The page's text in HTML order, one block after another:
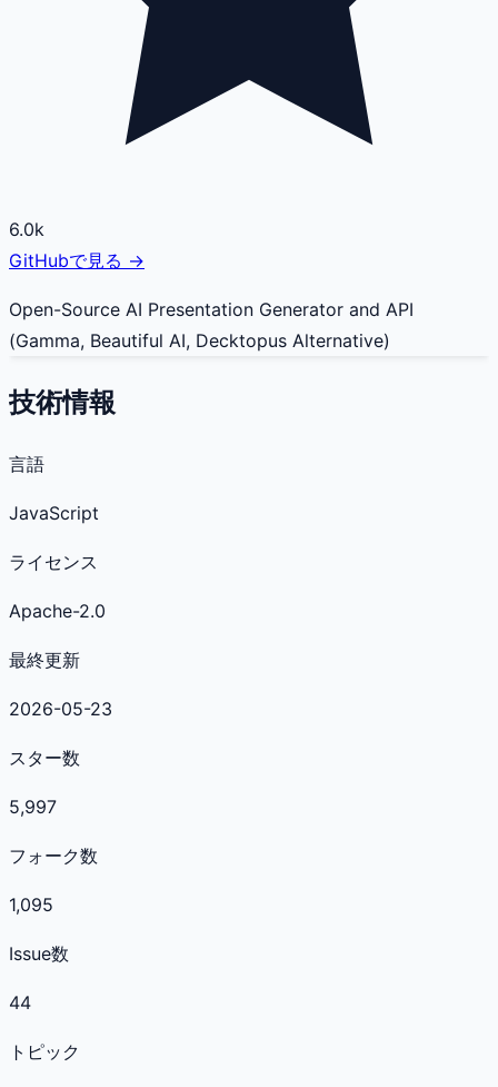
6.0k
GitHubで見る →
Open-Source AI Presentation Generator and API
(Gamma, Beautiful AI, Decktopus Alternative)
技術情報
言語
JavaScript
ライセンス
Apache-2.0
最終更新
2026-05-23
スター数
5,997
フォーク数
1,095
Issue数
44
トピック